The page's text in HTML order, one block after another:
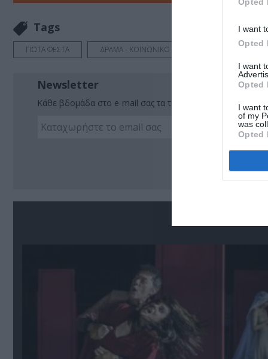
I want
Opted
I want
Opted
I want
of my
was
Opted
Tags
ΓΙΩΤΑ ΦΕΣΤΑ ΔΡΑΜΑ - ΚΟΙΝΩΝΙΚΟ - ΣΥΓΧΡΟΝΟ
Newsletter
Κάθε βδομάδα στο e-mail σας τα τελευταία νέα για την